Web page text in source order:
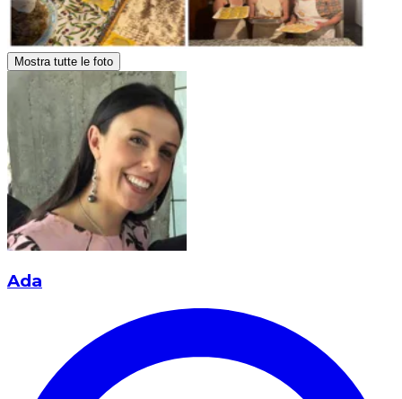
Mostra tutte le foto
Ada